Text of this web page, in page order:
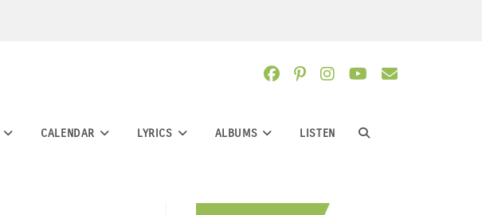
CALENDAR LYRICS ALBUMS LISTEN TOGGLE